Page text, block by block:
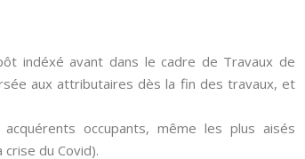
indéxé avant dans le cadre de Travaux de
aux attributaires dès la fin des travaux, et
occupants, même les plus aisés
du Covid).